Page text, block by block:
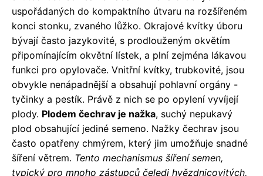
uspořádaných do kompaktního útvaru na rozšířeném
konci stonku, zvaného lůžko. Okrajové kvítky úboru
bývají často jazykovité, s prodlouženým okvětím
připomínajícím okvětní lístek, a plní zejména lákavou
funkci pro opylovače. Vnitřní kvítky, trubkovité, jsou
obvykle nenápadnější a obsahují pohlavní orgány -
tyčinky a pestík. Právě z nich se po opylení vyvíjejí
plody. Plodem čechrav je nažka, suchý nepukavý
plod obsahující jediné semeno. Nažky čechrav jsou
často opatřeny chmýrem, který jim umožňuje snadné
šíření větrem. Tento mechanismus šíření semen,
typický pro mnoho zástupců čeledi hvězdnicovitých,